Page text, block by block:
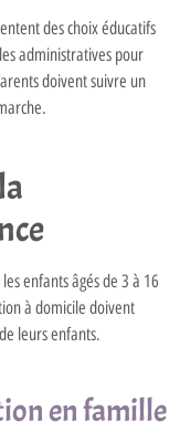
des choix éducatifs
administratives pour
doivent suivre un
enfants âgés de 3 à 16
à domicile doivent
leurs enfants.
en famille